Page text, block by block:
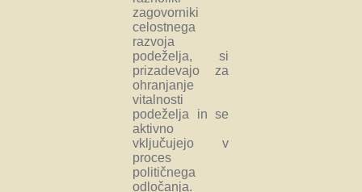
zagovorniki
celostnega
razvoja
podeželja, si
prizadevajo za
ohranjanje
vitalnosti
podeželja in se
aktivno
vključujejo v
proces
političnega
odločanja.